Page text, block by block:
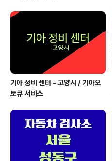
기아 정비 센터 - 고양시 / 기아오
토큐 서비스